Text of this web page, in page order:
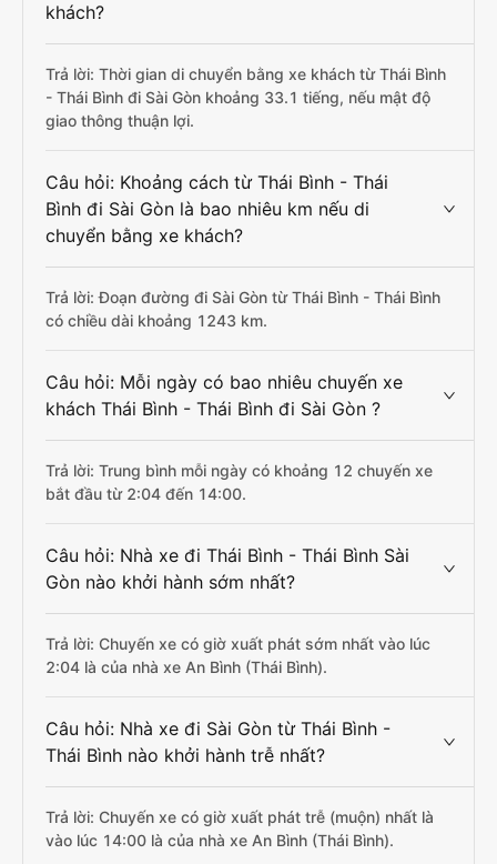
khách?
Trả lời: Thời gian di chuyển bằng xe khách từ Thái Bình
- Thái Bình đi Sài Gòn khoảng 33.1 tiếng, nếu mật độ
giao thông thuận lợi.
Câu hỏi: Khoảng cách từ Thái Bình - Thái
Bình đi Sài Gòn là bao nhiêu km nếu di
chuyển bằng xe khách?
Trả lời: Đoạn đường đi Sài Gòn từ Thái Bình - Thái Bình
có chiều dài khoảng 1243 km.
Câu hỏi: Mỗi ngày có bao nhiêu chuyến xe
khách Thái Bình - Thái Bình đi Sài Gòn ?
Trả lời: Trung bình mỗi ngày có khoảng 12 chuyến xe
bắt đầu từ 2:04 đến 14:00.
Câu hỏi: Nhà xe đi Thái Bình - Thái Bình Sài
Gòn nào khởi hành sớm nhất?
Trả lời: Chuyến xe có giờ xuất phát sớm nhất vào lúc
2:04 là của nhà xe An Bình (Thái Bình).
Câu hỏi: Nhà xe đi Sài Gòn từ Thái Bình -
Thái Bình nào khởi hành trễ nhất?
Trả lời: Chuyến xe có giờ xuất phát trễ (muộn) nhất là
vào lúc 14:00 là của nhà xe An Bình (Thái Bình).